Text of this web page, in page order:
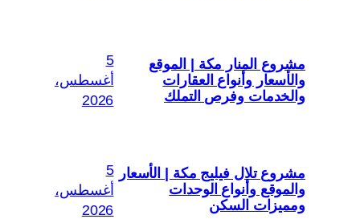
مشروع المنار مكة | الموقع
والأسعار وأنواع العقارات
والخدمات وفرص التملك
5
أغسطس،
2026
مشروع تلال فيليج مكة | الأسعار
والموقع وأنواع الوحدات
ومميزات السكن
5
أغسطس،
2026